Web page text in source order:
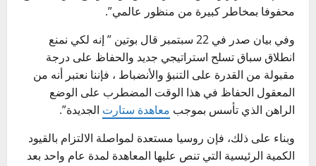
محفوفا بمخاطر كبيرة من منظور عالمي”.
وفي بيان صدر في 22 سبتمبر قال بوتين ” إنه لكي نمنع
انطلاق سباق تسلح استراتيجي جديد والحفاظ على درجة
مقبولة من القدرة على التنبؤ والأنضباط ، فإننا نعتبر أنه من
المعقول الحفاظ في هذا الوقت المضطرب على الوضع
الراهن الذي تأسس بموجب معاهدة ستارت الجديدة”.
وبناء على ذلك، فإن روسيا مستعدة لمواصلة الالتزام بالقيود
الكمية الرئيسية التي تنص عليها المعاهدة لمدة عام واحد بعد